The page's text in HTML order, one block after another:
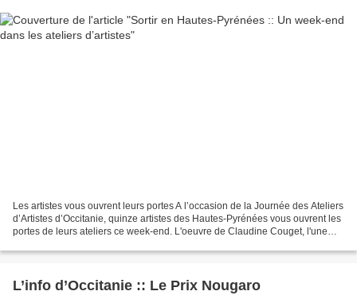
Les artistes vous ouvrent leurs portes A l’occasion de la Journée des Ateliers
d’Artistes d’Occitanie, quinze artistes des Hautes-Pyrénées vous ouvrent les
portes de leurs ateliers ce week-end. L'oeuvre de Claudine Couget, l'une
L’info d’Occitanie :: Le Prix Nougaro